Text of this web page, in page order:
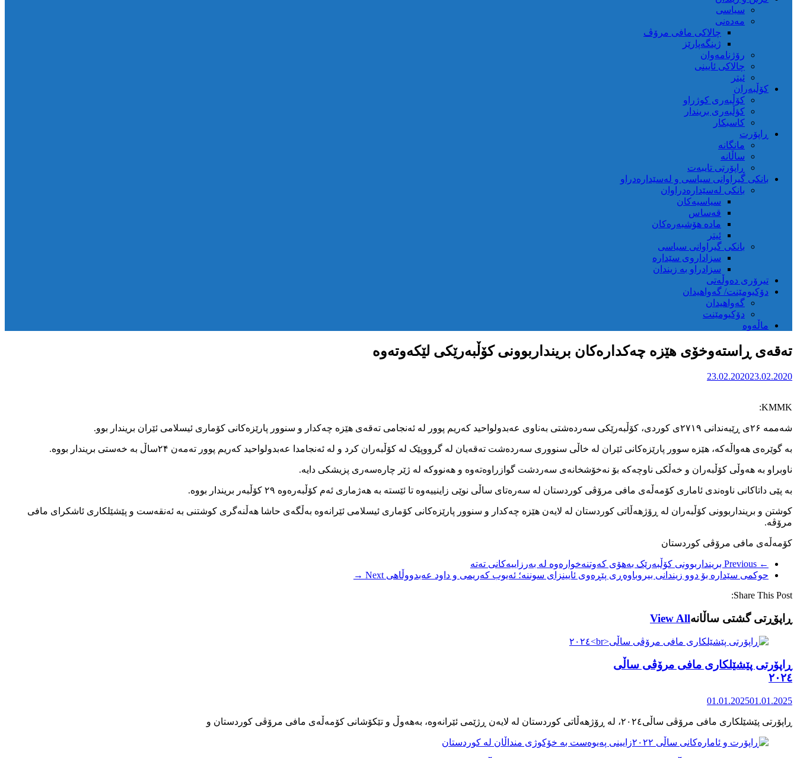
سیاسی
مەدەنی
چالاکی مافی مرۆڤ
ژینگەپارێز
رۆژنامەوان
چالاکی ئایینی
ئیتر
کۆڵبەران
کۆڵبەری کوژراو
کؤڵبەری بریندار
کاسبکار
ڕاپۆرت
مانگانە
ساڵانە
ڕاپۆرتی تایبەت
بانکی گیراوانی سیاسی و لەسێدارەدراو
بانکی لەسێدارەدراوان
سیاسیەکان
قەساس
مادە هۆشبەرەکان
ئیتر
بانکی گیراوانی سیاسی
سزاداروی سێدارە
سزادراو بە زیندان
تیرۆری دەوڵەتی
دۆکیومێنت/ گەواهیدان
گەواهیدان
دۆکیومێنت
ماڵەوە
تەقەی ڕاستەوخۆی هێزە چەکدارەکان برینداربوونی کۆڵبەرێکی لێکەوتەوە
23.02.202023.02.2020
KMMK:
شەممە ۲۶ی ڕێبەندانی ۲۷۱۹ی کوردی، کۆڵبەرێکی سەردەشتی بەناوی عەبدولواحید کەریم پوور لە ئەنجامی تەقەی هێزە چەکدار و سنوور پارێزەکانی کۆماری ئیسلامی ئێران بریندار بوو.
بە گوێرەی هەواڵەکە، هێزە سوور پارێزەکانی ئێران لە خاڵی سنووری سەردەشت تەقەیان له گرووپێک لە کۆڵبەران کرد و لە ئەنجامدا عەبدولواحید کەریم پوور تەمەن ۲۴ساڵ بە خەستی بریندار بووە.
ناوبراو بە هەوڵی کۆڵبەران و خەڵکی ناوچەکە بۆ نەخۆشخانەی سەردشت گوازراوەتەوە و هەنووکە لە ژێر چارەسەری پزیشکی دایە.
بە پێی داتاکانی ناوەندی ئاماری کۆمەڵەی مافی مرۆڤی کوردستان لە سەرەتای ساڵی نوێی زاینییەوە تا ئێستە بە هەژماری ئەم کۆڵبەرەوە ۲۹ کۆڵبەر بریندار بووە.
کوشتن و برینداربوونی کۆڵبەران لە ڕۆژهەڵاتی کوردستان لە لایەن هێزە چەکدار و سنوور پارێزەکانی کۆماری ئیسلامی ئێرانەوە بەڵگەی حاشا هەڵنەگری کوشتنی بە ئەنقەست و پێشێلکاری ئاشکرای مافی
مرۆڤە.
کۆمەڵەی مافی مرۆڤی کوردستان
← Previous
برینداربوونی کۆڵبەرێک بەهۆی کەوتنەخوارەوە لە بەرزاییەکانی تەتە
حوکمی سێدارە بۆ دوو زیندانی بیروباوەڕی پێڕەوی ئایینزای سوننە؛ ئەیوب کەریمی و داود عەبدووڵاهی Next →
Share This Post:
ڕاپۆڕتی گشتی ساڵانهView All
ڕاپۆرتی پێشێلکاری مافی مرۆڤی ساڵی
٢٠٢٤
01.01.202501.01.2025